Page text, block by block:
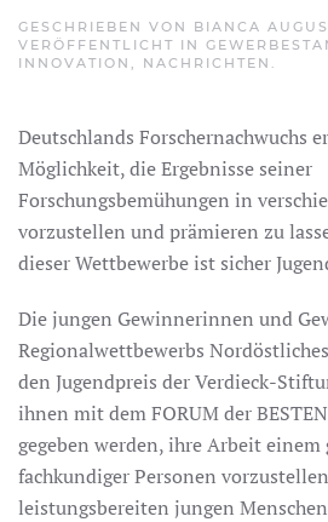
GESCHRIEBEN VON BIANCA
VERÖFFENTLICHT IN
INNOVATION
NACHRICHTEN
Deutschlands Forschernachwuchs
Möglichkeit, die Ergebnisse seiner
Forschungsbemühungen in
vorzustellen und prämieren zu
dieser Wettbewerbe ist sicher
Die jungen Gewinnerinnen und
Regionalwettbewerbs
den Jugendpreis der Verdieck-
ihnen mit dem FORUM der
gegeben werden, ihre Arbeit einem
fachkundiger Personen
leistungsbereiten jungen